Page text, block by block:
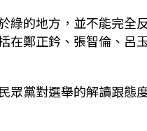
綠的地方，並不能完全
在鄭正鈐、張智倫、呂
眾黨對選舉的解讀跟態